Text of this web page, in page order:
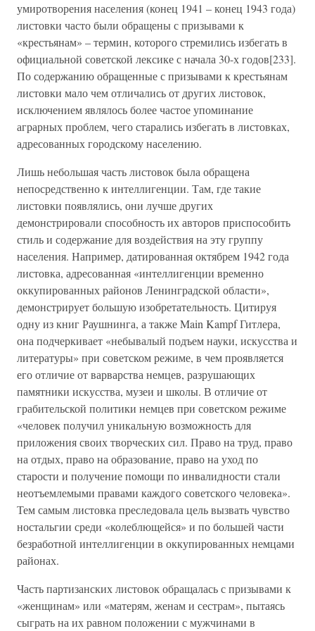
умиротворения населения (конец 1941 – конец 1943 года)
листовки часто были обращены с призывами к
«крестьянам» – термин, которого стремились избегать в
официальной советской лексике с начала 30-х годов[233].
По содержанию обращенные с призывами к крестьянам
листовки мало чем отличались от других листовок,
исключением являлось более частое упоминание
аграрных проблем, чего старались избегать в листовках,
адресованных городскому населению.
Лишь небольшая часть листовок была обращена
непосредственно к интеллигенции. Там, где такие
листовки появлялись, они лучше других
демонстрировали способность их авторов приспособить
стиль и содержание для воздействия на эту группу
населения. Например, датированная октябрем 1942 года
листовка, адресованная «интеллигенции временно
оккупированных районов Ленинградской области»,
демонстрирует большую изобретательность. Цитируя
одну из книг Раушнинга, а также Main Kampf Гитлера,
она подчеркивает «небывалый подъем науки, искусства и
литературы» при советском режиме, в чем проявляется
его отличие от варварства немцев, разрушающих
памятники искусства, музеи и школы. В отличие от
грабительской политики немцев при советском режиме
«человек получил уникальную возможность для
приложения своих творческих сил. Право на труд, право
на отдых, право на образование, право на уход по
старости и получение помощи по инвалидности стали
неотъемлемыми правами каждого советского человека».
Тем самым листовка преследовала цель вызвать чувство
ностальгии среди «колеблющейся» и по большей части
безработной интеллигенции в оккупированных немцами
районах.
Часть партизанских листовок обращалась с призывами к
«женщинам» или «матерям, женам и сестрам», пытаясь
сыграть на их равном положении с мужчинами в